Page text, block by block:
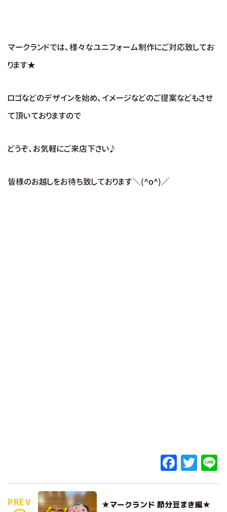
マークランドでは、様々なユニフォーム制作にご対応致してお
ります★
ロゴなどのデザインを始め、イメージなどのご提案などもさせ
て頂いておりますので
どうぞ、お気軽にご来店下さい♪
皆様のお越しをお待ち致しております＼(^o^)／
F
a
c
T
w
it
n
PREV ★マークランド 節分豆まき編★